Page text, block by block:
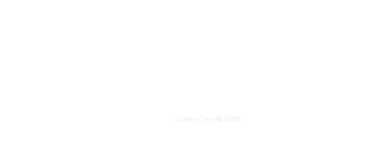
Glitter Zen © 2025